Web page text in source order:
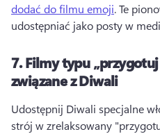
dodać do filmu emoji. Te
udostępniać jako posty w
7.Filmy typu
związane z Diwali
Udostępnij Diwali specjalne
strój w zrelaksowany